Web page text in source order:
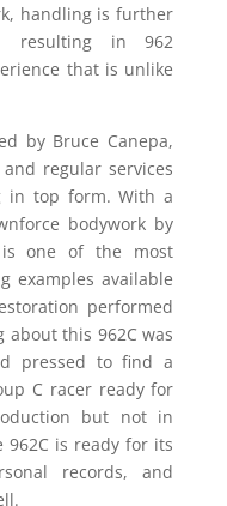
handling is further
resulting in 962
that is unlike
by Bruce Canepa,
regular services
in top form. With a
bodywork by
is one of the most
examples available
performed
this 962C was
pressed to find a
C racer ready for
but not in
962C is ready for its
records, and